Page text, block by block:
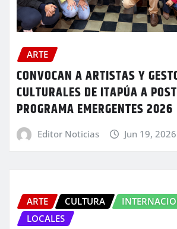
ARTE
CONVOCAN A ARTISTAS Y
CULTURALES DE ITAPÚA A
PROGRAMA EMERGENTES 2026
Editor Noticias Jun 19, 2026
ARTE CULTURA
LOCALES